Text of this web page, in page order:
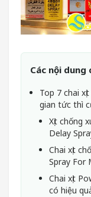
Các nội dung
Top 7 chai
gian tức thì
Xịt chống
Delay
Chai xịt
Spray For
Chai xịt
có hiệu